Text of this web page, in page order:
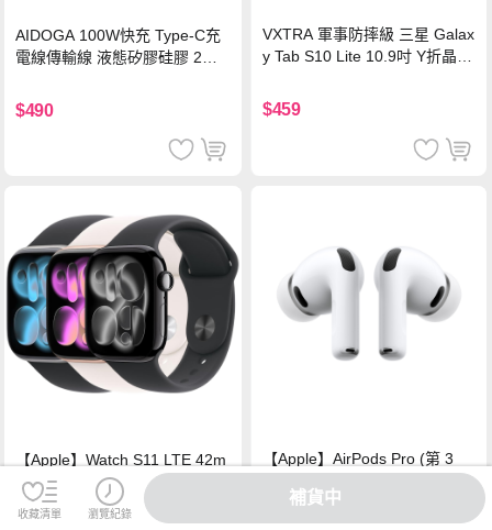
AIDOGA 100W快充 Type-C充
電線傳輸線 液態矽膠硅膠 2M
$490
VXTRA 軍事防摔級 三星 Galax
y Tab S10 Lite 10.9吋 Y折晶透
$459
【Apple】Watch S11 LTE 42m
m S/M
【Apple】AirPods Pro (第 3
收藏清單 瀏覽紀錄
補貨中